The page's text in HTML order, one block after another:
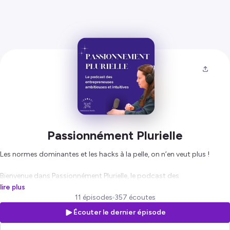
Passionnément Plurielle
Les normes dominantes et les hacks à la pelle, on n’en veut plus !
Bienvenue dans Passionnément Plurielle, le podcast des
entrepreneuses qui veulent développer leur activité sans y laisser leur
Je suis Frédérique, mariée, maman de 4 enfants et alchimiste
lire plus
11 épisodes 357 écoutes
Écouter le dernier épisode